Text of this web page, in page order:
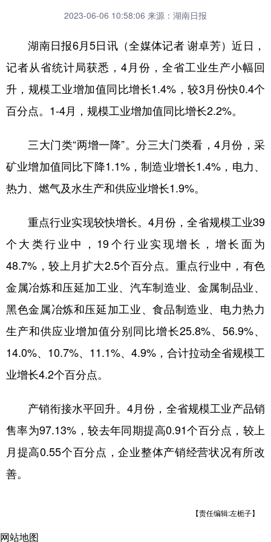
2023-06-06 10:58:06 来源：湖南日报
湖南日报6月5日讯（全媒体记者 谢卓芳）近日，
记者从省统计局获悉，4月份，全省工业生产小幅回
升，规模工业增加值同比增长1.4%，较3月份快0.4个
百分点。1-4月，规模工业增加值同比增长2.2%。
三大门类“两增一降”。分三大门类看，4月份，采
矿业增加值同比下降1.1%，制造业增长1.4%，电力、
热力、燃气及水生产和供应业增长1.9%。
重点行业实现较快增长。4月份，全省规模工业39
个大类行业中，19个行业实现增长，增长面为
48.7%，较上月扩大2.5个百分点。重点行业中，有色
金属冶炼和压延加工业、汽车制造业、金属制品业、
黑色金属冶炼和压延加工业、食品制造业、电力热力
生产和供应业增加值分别同比增长25.8%、56.9%、
14.0%、10.7%、11.1%、4.9%，合计拉动全省规模工
业增长4.2个百分点。
产销衔接水平回升。4月份，全省规模工业产品销
售率为97.13%，较去年同期提高0.91个百分点，较上
月提高0.55个百分点，企业整体产销经营状况有所改
善。
【责任编辑:左栀子】
网站地图